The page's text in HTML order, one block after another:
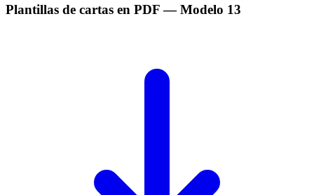
Plantillas de cartas en PDF— Modelo 13